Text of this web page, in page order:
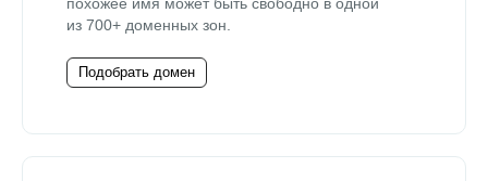
из 700+ доменных зон.
Подобрать домен